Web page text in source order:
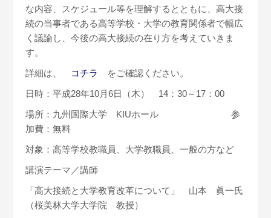
な内容、スケジュール等を理解するとともに、高大接
続の当事者である高等学校・大学の教育関係者で幅広
く議論し、今後の高大接続の在り方を考えていきま
す。
詳細は、 コチラ
をご確認ください。
日時：平成28年10月6日（木） 14：30～17：00
場所：九州国際大学 KIUホール 参
加費：無料
対象：高等学校教職員、大学教職員、一般の方など
講演テーマ／講師
「高大接続と大学教育改革について」 山本 眞一氏
（桜美林大学大学院 教授）